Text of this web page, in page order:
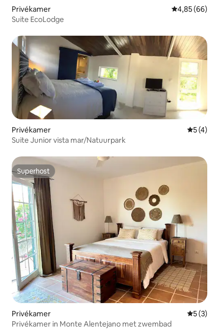
Privékamer Gemiddelde
4,85 (66)
Suite EcoLodge
Privékamer
5 (4)
Suite Junior vista mar/Natuurpark
Superhost
Superhost
Privékamer
5 (3)
Privékamer in Monte Alentejano met zwembad